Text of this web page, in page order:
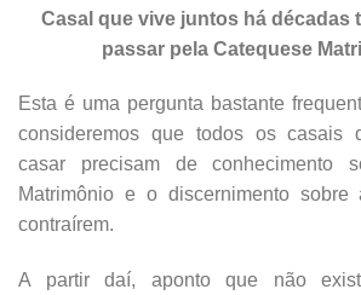
Casal que vive juntos há décadas
passar pela Catequese
Esta é uma pergunta bastante
consideremos que todos os casais
casar precisam de
Matrimônio e o discernimento
contraírem.
A partir daí, aponto que não